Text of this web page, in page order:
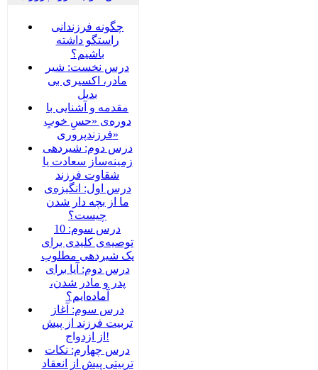
چگونه فرزندانی
راستگو داشته
باشیم؟
درس نخست: شیر
مادر، اکسیری بی
بدیل
مقدمه و آشنایی با
دوره‌ی «حسِ خوبِ
فرزندپروری»
درس دوم: شیردهی
زمینه‌ساز سعادت یا
شقاوت فرزند
درس اول: انگیزه‌ی
ما از بچه دار شدن
چیست؟
درس سوم: 10
توصیه‌ی کلیدی برای
یک شیردهی مطلوب
درس دوم: آیا برای
پدر و مادر شدن،
آماده‌ایم؟
درس سوم: آغاز
تربیت فرزند از پیش
از ازدواج!
درس چهارم: نکات
تربیتی پیش از انعقاد